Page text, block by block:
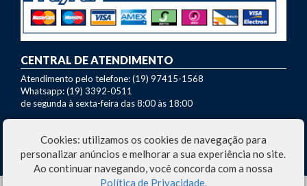
CENTRAL DE ATENDIMENTO
Atendimento pelo telefone: (19) 97415-1568
Whatsapp: (19) 3392-0511
de segunda à sexta-feira das 8:00 às 18:00
Entre em contato com nosso SAC:
marcio@fazo.com.br
Cookies: utilizamos os cookies de navegação para
personalizar anúncios e melhorar a sua experiência no site.
Ao continuar navegando, você concorda com a nossa
Política de Privacidade.